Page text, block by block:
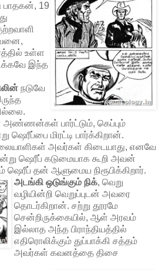
19
உள்ள
இந்த
நடுவே
பார்ட்டும், கெப்பும்
ஷெரீப்பை மிரட்டி பார்க்கிறான்.
அவர்கள் கிடையாது, எனவே
ஷெரீப் கடுமையாக கூறி அவன்
தன் ஆளுமைய நிரூபிக்கிறார்.
அடங்கி ஒடுங்கும் நிக், வெறு
வழியின்றி வெறுப்புடன் அவரை
தொடர்கிறான். சற்று தூரமே
சென்றிருக்கையில், ஆள் அரவம்
இல்லாத அந்த பிராந்தியத்தில்
எதிரொலிக்கும் துப்பாக்கி சத்தம்
அவர்கள் கவனத்தை திசை